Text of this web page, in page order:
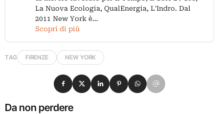
La Nuova Ecologia, QualEnergia, L'Indro. Dal
2011 New York è…
Scopri di più
TAG FIRENZE NEW YORK
Da non perdere
Condividi su Facebook
Condividi su X
Condividi su LinkedIn
Condividi su Pinterest
Condividi su WhatsApp
Condividi su Email